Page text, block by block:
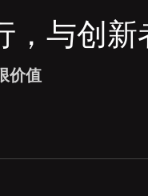
，与创新
价值